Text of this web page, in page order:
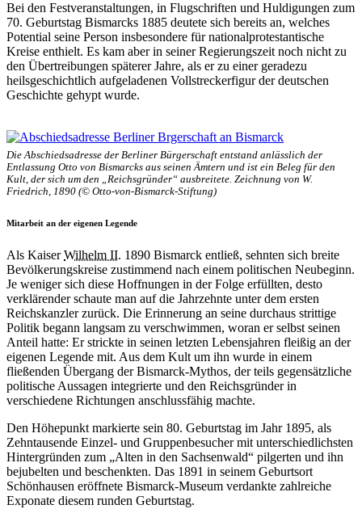
Bei den Festveranstaltungen, in Flugschriften und Huldigungen zum
70. Geburtstag Bismarcks 1885 deutete sich bereits an, welches
Potential seine Person insbesondere für nationalprotestantische
Kreise enthielt. Es kam aber in seiner Regierungszeit noch nicht zu
den Übertreibungen späterer Jahre, als er zu einer geradezu
heilsgeschichtlich aufgeladenen Vollstreckerfigur der deutschen
Geschichte gehypt wurde.
Die Abschiedsadresse der Berliner Bürgerschaft entstand anlässlich der
Entlassung Otto von Bismarcks aus seinen Ämtern und ist ein Beleg für den
Kult, der sich um den „Reichsgründer“ ausbreitete. Zeichnung von W.
Friedrich, 1890 (© Otto-von-Bismarck-Stiftung)
Mitarbeit an der eigenen Legende
Als KaiserWilhelm II. 1890 Bismarck entließ, sehnten sich breite
Bevölkerungskreise zustimmend nach einem politischen Neubeginn.
Je weniger sich diese Hoffnungen in der Folge erfüllten, desto
verklärender schaute man auf die Jahrzehnte unter dem ersten
Reichskanzler zurück. Die Erinnerung an seine durchaus strittige
Politik begann langsam zu verschwimmen, woran er selbst seinen
Anteil hatte: Er strickte in seinen letzten Lebensjahren fleißig an der
eigenen Legende mit. Aus dem Kult um ihn wurde in einem
fließenden Übergang der Bismarck-Mythos, der teils gegensätzliche
politische Aussagen integrierte und den Reichsgründer in
verschiedene Richtungen anschlussfähig machte.
Den Höhepunkt markierte sein 80. Geburtstag im Jahr 1895, als
Zehntausende Einzel- und Gruppenbesucher mit unterschiedlichsten
Hintergründen zum „Alten in den Sachsenwald“ pilgerten und ihn
bejubelten und beschenkten. Das 1891 in seinem Geburtsort
Schönhausen eröffnete Bismarck-Museum verdankte zahlreiche
Exponate diesem runden Geburtstag.